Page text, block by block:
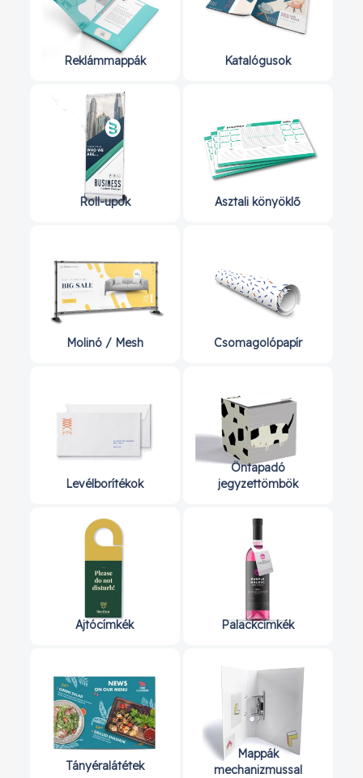
Reklámmappák Katalógusok
Roll-upok Asztali könyöklő
Molinó / Mesh Csomagolópapír
Levélborítékok
Öntapadó
jegyzettömbök
Ajtócímkék Palackcímkék
Tányéralátétek
Mappák
mechanizmussal